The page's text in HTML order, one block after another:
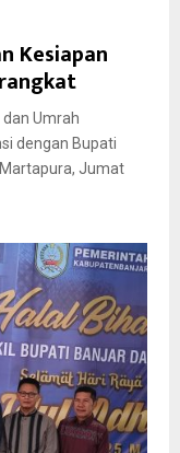
Kesiapan
dan Umrah
dengan Bupati
Jumat